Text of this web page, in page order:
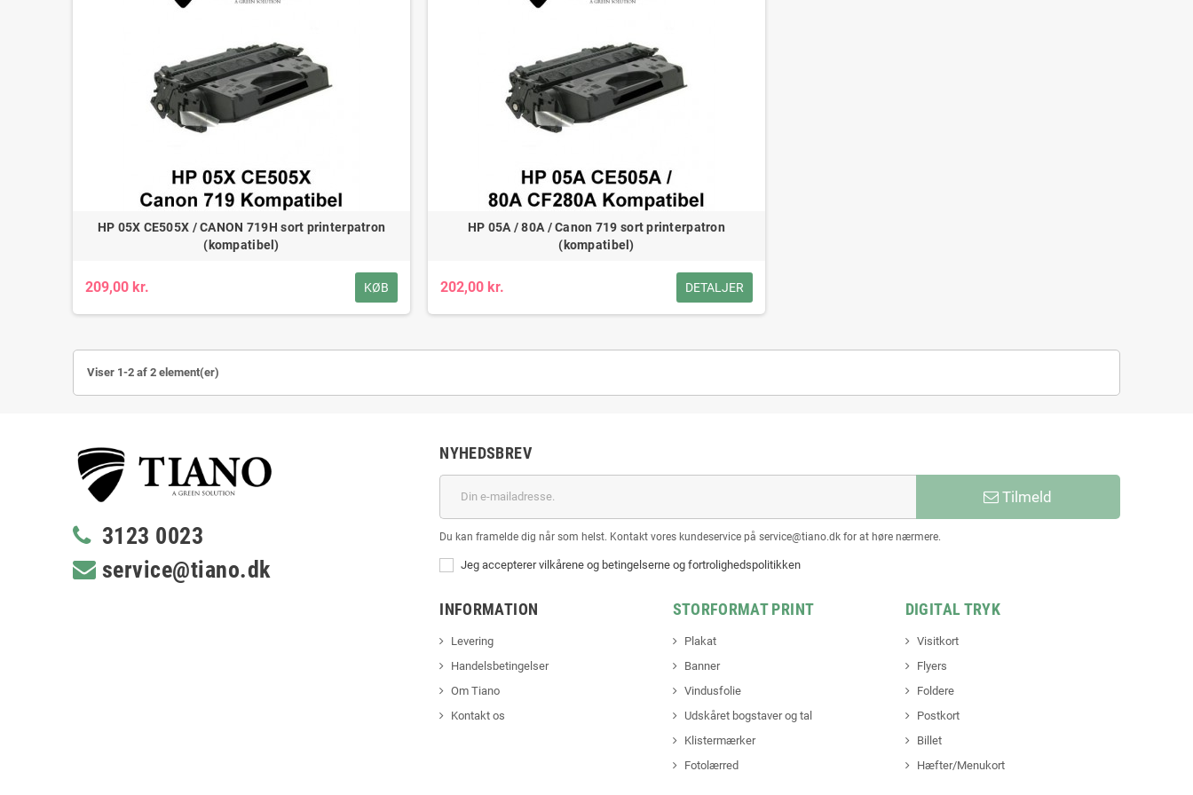
HP 05X CE505X / CANON 719H sort printerpatron
(kompatibel)
209,00 kr. KØB
HP 05A / 80A / Canon 719 sort printerpatron
(kompatibel)
202,00 kr. DETALJER
Viser 1-2 af 2 element(er)
3123 0023
service@tiano.dk
NYHEDSBREV
Tilmeld
Du kan framelde dig når som helst. Kontakt vores kundeservice på service@tiano.dk for at høre nærmere.
Jeg accepterer vilkårene og betingelserne og fortrolighedspolitikken
INFORMATION
Levering
Handelsbetingelser
Om Tiano
Kontakt os
STORFORMAT PRINT
Plakat
Banner
Vindusfolie
Udskåret bogstaver og tal
Klistermærker
Fotolærred
DIGITAL TRYK
Visitkort
Flyers
Foldere
Postkort
Billet
Hæfter/Menukort